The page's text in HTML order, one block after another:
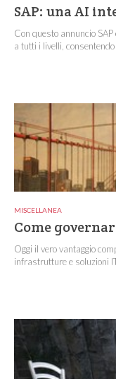
SAP: una AI
Con questo annuncio
a tutti i livelli,
MISCELLANEA
Come
Oggi il vero vantaggio
infrastrutture e soluzioni